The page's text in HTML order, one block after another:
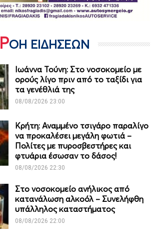
ΡΟΗ ΕΙΔΗΣΕΩΝ
Ιωάννα Τούνη: Στο νοσοκομείο με
ορούς λίγο πριν από το ταξίδι για
τα γενέθλιά της
08/08/2026 23:00
Κρήτη: Αναμμένο τσιγάρο παραλίγο
να προκαλέσει μεγάλη φωτιά –
Πολίτες με πυροσβεστήρες και
φτυάρια έσωσαν το δάσος!
08/08/2026 22:30
Στο νοσοκομείο ανήλικος από
κατανάλωση αλκοόλ – Συνελήφθη
υπάλληλος καταστήματος
08/08/2026 22:00